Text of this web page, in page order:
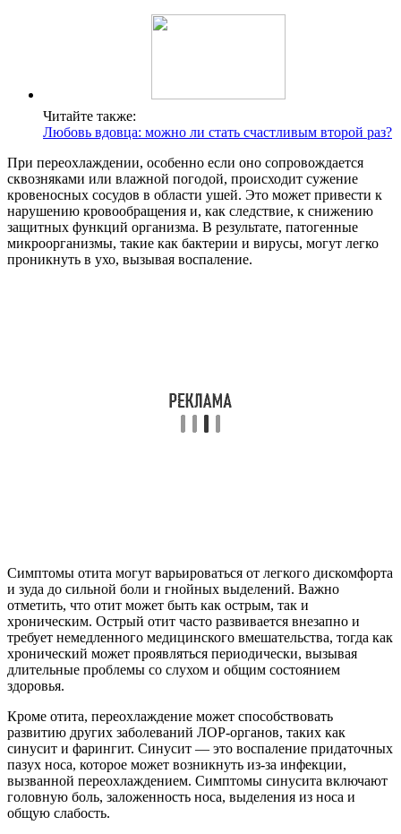
Читайте также:
Любовь вдовца: можно ли стать счастливым второй раз?
При переохлаждении, особенно если оно сопровождается
сквозняками или влажной погодой, происходит сужение
кровеносных сосудов в области ушей. Это может привести к
нарушению кровообращения и, как следствие, к снижению
защитных функций организма. В результате, патогенные
микроорганизмы, такие как бактерии и вирусы, могут легко
проникнуть в ухо, вызывая воспаление.
Симптомы отита могут варьироваться от легкого дискомфорта
и зуда до сильной боли и гнойных выделений. Важно
отметить, что отит может быть как острым, так и
хроническим. Острый отит часто развивается внезапно и
требует немедленного медицинского вмешательства, тогда как
хронический может проявляться периодически, вызывая
длительные проблемы со слухом и общим состоянием
здоровья.
Кроме отита, переохлаждение может способствовать
развитию других заболеваний ЛОР-органов, таких как
синусит и фарингит. Синусит — это воспаление придаточных
пазух носа, которое может возникнуть из-за инфекции,
вызванной переохлаждением. Симптомы синусита включают
головную боль, заложенность носа, выделения из носа и
общую слабость.